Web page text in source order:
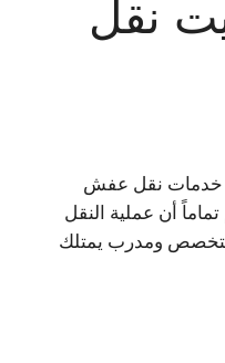
نقل
خدمات نقل عفش
أن عملية النقل
ومدرب يمتلك